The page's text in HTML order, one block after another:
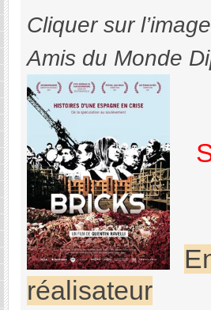
Cliquer sur
Amis du Monde
réalisateur